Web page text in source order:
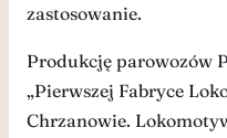
zastosowanie.
Produkcję parowozów
„Pierwszej Fabryce
Chrzanowie.